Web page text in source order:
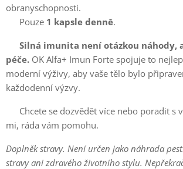
obranyschopnosti.
✔️ Pouze 1 kapsle denně.
Silná imunita není otázkou náhody,
péče. OK Alfa+ Imun Forte spojuje to
moderní výživy, aby vaše tělo bylo
každodenní výzvy.
📩 Chcete se dozvědět více nebo poradit s
mi, ráda vám pomohu.
Doplněk stravy. Není určen jako náhrada
stravy ani zdravého životního stylu.